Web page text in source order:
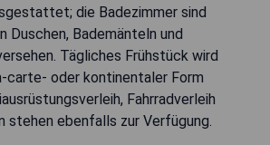
die Badezimmer sind
Duschen, Bademänteln und
Tägliches Frühstück wird
carte- oder kontinentaler Form
Fahrradverleih
stehen ebenfalls zur Verfügung.